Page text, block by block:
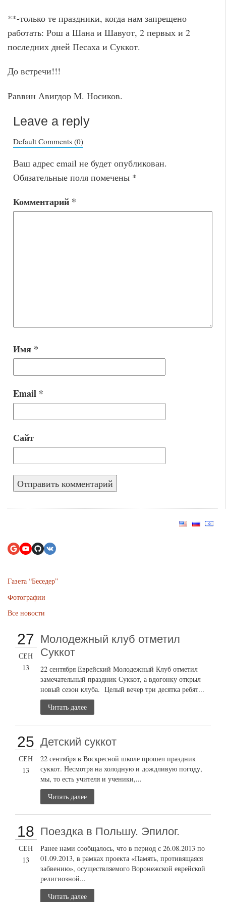
**-только те праздники, когда нам запрещено
работать: Рош а Шана и Шавуот, 2 первых и 2
последних дней Песаха и Суккот.
До встречи!!!
Раввин Авигдор М. Носиков.
Leave a reply
Default Comments (0)
Ваш адрес email не будет опубликован.
Обязательные поля помечены *
Комментарий *
Имя *
Email *
Сайт
Газета “Беседер”
Фотографии
Все новости
27
СЕН
13
Молодежный клуб отметил
Суккот
22 сентября Еврейский Молодежный Клуб отметил
замечательный праздник Суккот, а вдогонку открыл
новый сезон клуба. Целый вечер три десятка ребят...
Читать далее
25
СЕН
13
Детский суккот
22 сентября в Воскресной школе прошел праздник
суккот. Несмотря на холодную и дождливую погоду,
мы, то есть учителя и ученики,...
Читать далее
18
СЕН
13
Поездка в Польшу. Эпилог.
Ранее нами сообщалось, что в период с 26.08.2013 по
01.09.2013, в рамках проекта «Память, противящаяся
забвению», осуществляемого Воронежской еврейской
религиозной...
Читать далее